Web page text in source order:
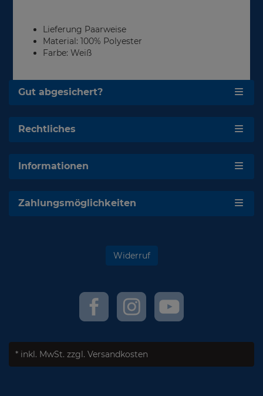
Lieferung Paarweise
Material: 100% Polyester
Farbe: Weiß
Gut abgesichert?
Rechtliches
Informationen
Zahlungsmöglichkeiten
Widerruf
* inkl. MwSt. zzgl. Versandkosten